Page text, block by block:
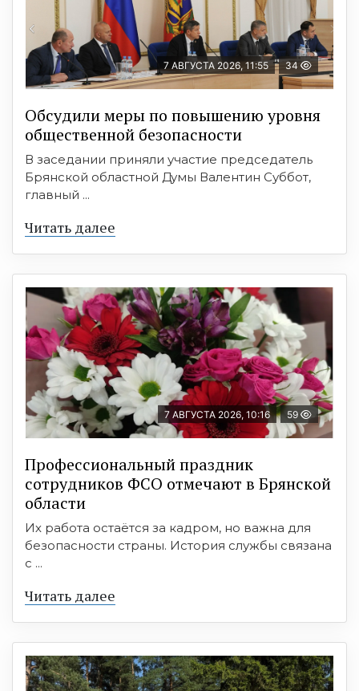
7 АВГУСТА 2026, 11:55 34
Обсудили меры по повышению уровня
общественной безопасности
В заседании приняли участие председатель
Брянской областной Думы Валентин Суббот,
главный ...
Читать далее
7 АВГУСТА 2026, 10:16 59
Профессиональный праздник
сотрудников ФСО отмечают в Брянской
области
Их работа остаётся за кадром, но важна для
безопасности страны. История службы связана
с ...
Читать далее